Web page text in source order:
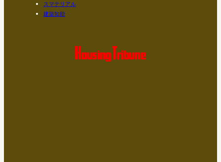
スマテリアル
建築知能